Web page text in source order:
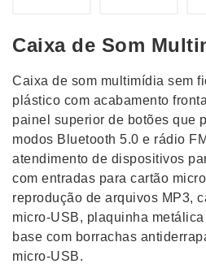
Caixa de Som
Caixa de som multimídia sem
plástico com acabamento
painel superior de botões que
modos Bluetooth 5.0 e rádio
atendimento de dispositivos
com entradas para cartão
reprodução de arquivos MP3,
micro-USB, plaquinha
base com borrachas
micro-USB.